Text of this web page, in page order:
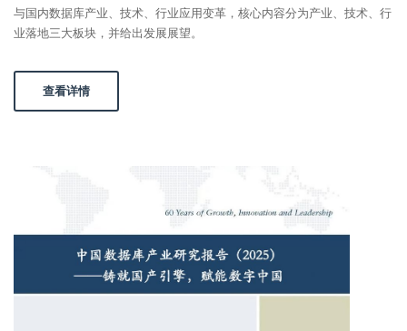
与国内数据库产业、技术、行业应用变革，核心内容分为产业、技术、行
业落地三大板块，并给出发展展望。
查看详情